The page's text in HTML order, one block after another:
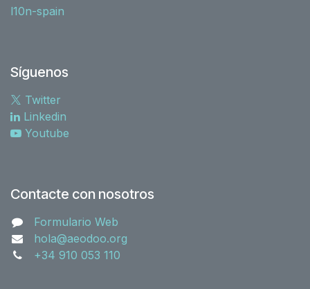
l10n-spain
Síguenos
Twitter
Linkedin
Youtube
Contacte con nosotros
Formulario Web
hola@aeodoo.org
+34 910 053 110